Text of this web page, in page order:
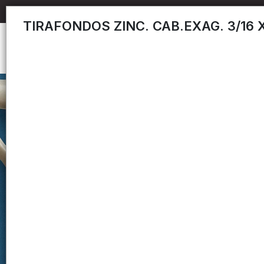
TIRAFONDOS ZINC. CAB.EXAG. 3/16